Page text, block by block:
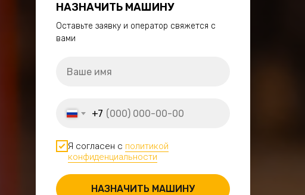
НАЗНАЧИТЬ МАШИНУ
Оставьте заявку и оператор свяжется с
вами
+7
Я согласен с политикой
конфиденциальности
НАЗНАЧИТЬ МАШИНУ